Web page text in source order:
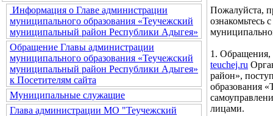
Информация о Главе администрации
муниципального образования «Теучежский
муниципальный район Республики Адыгея»
Обращение Главы администрации
муниципального образования «Теучежский
муниципальный район Республики Адыгея»
к Посетителям сайта
Муниципальные служащие
Глава администрации МО "Теучежский
Пожалуйста,
ознакомьтесь
1. Обращения,
teuchej.ru
район»,
образования
лицами.